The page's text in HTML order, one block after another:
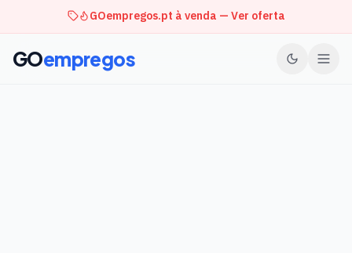
GOempregos.pt à venda — Ver oferta
GOempregos